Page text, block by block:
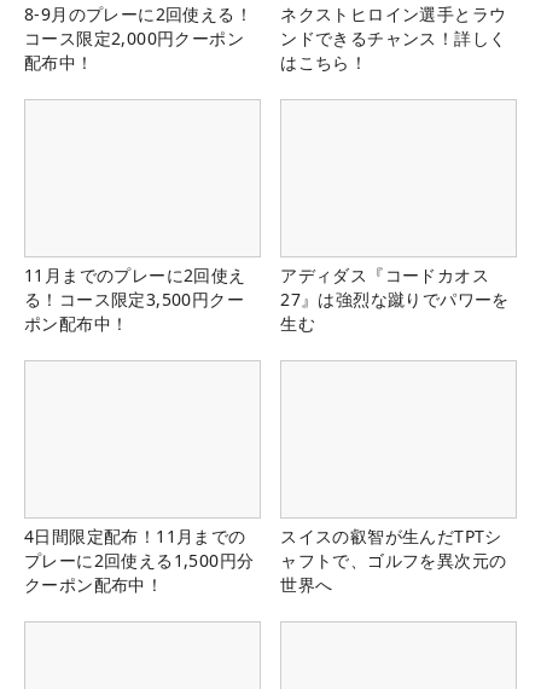
8-9月のプレーに2回使える！
コース限定2,000円クーポン
配布中！
ネクストヒロイン選手とラウ
ンドできるチャンス！詳しく
はこちら！
11月までのプレーに2回使え
る！コース限定3,500円クー
ポン配布中！
アディダス『コードカオス
27』は強烈な蹴りでパワーを
生む
4日間限定配布！11月までの
プレーに2回使える1,500円分
クーポン配布中！
スイスの叡智が生んだTPTシ
ャフトで、ゴルフを異次元の
世界へ